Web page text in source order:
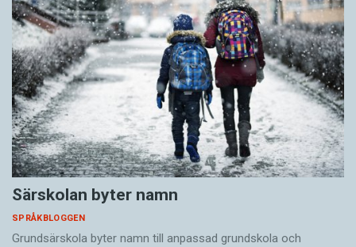
Särskolan byter namn
SPRÅKBLOGGEN
Grundsärskola byter namn till anpassad grundskola och